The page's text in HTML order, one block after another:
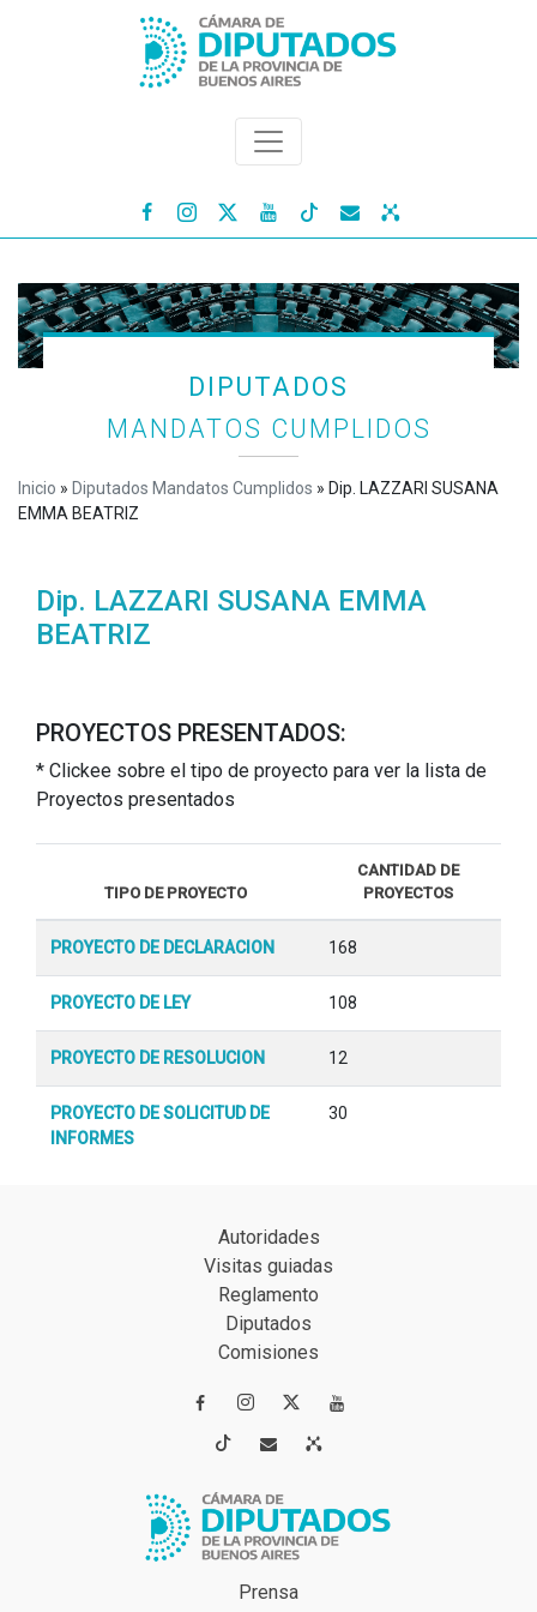
   
DIPUTADOS
MANDATOS CUMPLIDOS
Inicio » Diputados Mandatos Cumplidos » Dip. LAZZARI SUSANA
EMMA BEATRIZ
Dip. LAZZARI SUSANA EMMA
BEATRIZ
PROYECTOS PRESENTADOS:
* Clickee sobre el tipo de proyecto para ver la lista de
Proyectos presentados
TIPO DE PROYECTO
CANTIDAD DE
PROYECTOS
PROYECTO DE DECLARACION 168
PROYECTO DE LEY 108
PROYECTO DE RESOLUCION 12
PROYECTO DE SOLICITUD DE
INFORMES
30
Autoridades
Visitas guiadas
Reglamento
Diputados
Comisiones
 
 
Prensa